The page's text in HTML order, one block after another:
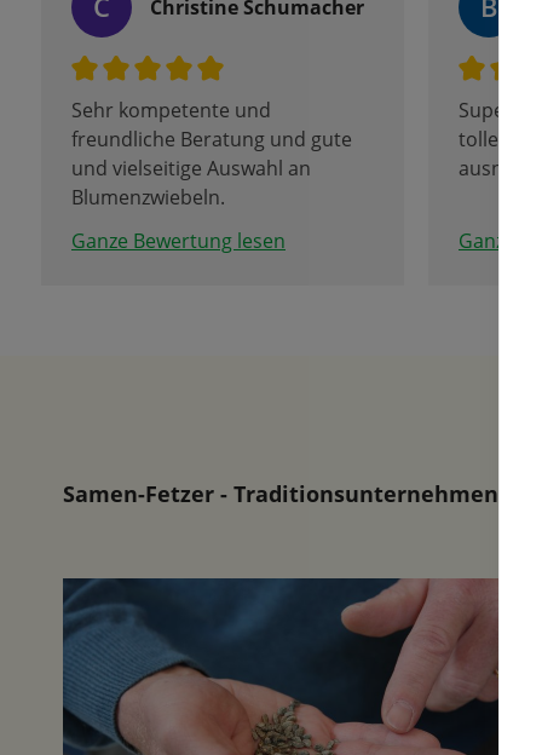
Christine Schumacher
Sehr kompetente und
freundliche Beratung und gute
und vielseitige Auswahl an
Blumenzwiebeln.
Ganze Bewertung lesen
tolle
Ganze
Samen-Fetzer - Traditionsunternehmen in